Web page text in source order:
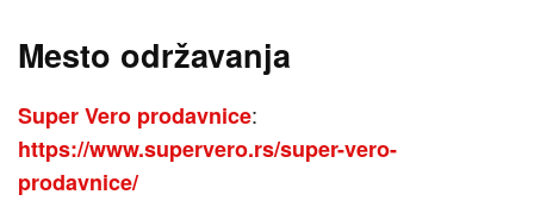
Mesto održavanja
Super Vero prodavnice:
https://www.supervero.rs/super-vero-
prodavnice/